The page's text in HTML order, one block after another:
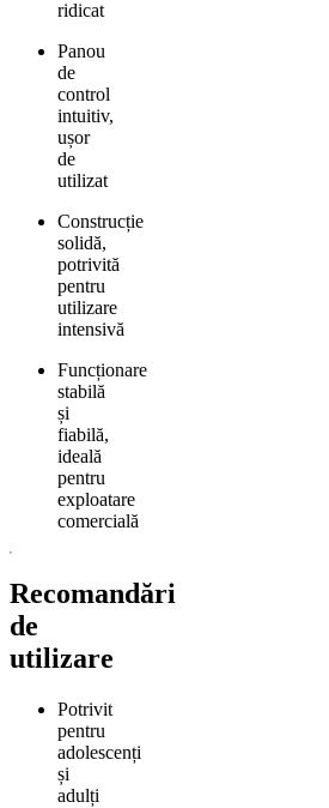
ridicat
Panou
de
control
intuitiv,
ușor
de
utilizat
Construcție
solidă,
potrivită
pentru
utilizare
intensivă
Funcționare
stabilă
și
fiabilă,
ideală
pentru
exploatare
comercială
Recomandări
de
utilizare
Potrivit
pentru
adolescenți
și
adulți